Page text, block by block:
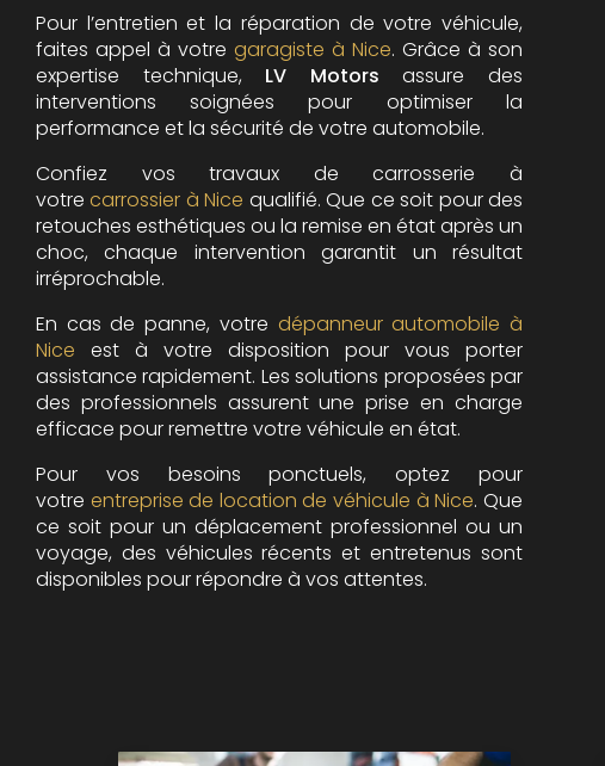
Pour l’entretien et la réparation de votre véhicule,
faites appel à votre garagiste à Nice. Grâce à son
expertise technique, LV Motors assure des
interventions soignées pour optimiser la
performance et la sécurité de votre automobile.
Confiez vos travaux de carrosserie à
votrecarrossier à Nice qualifié. Que ce soit pour des
retouches esthétiques ou la remise en état après un
choc, chaque intervention garantit un résultat
irréprochable.
En cas de panne, votre dépanneur automobile à
Nice est à votre disposition pour vous porter
assistance rapidement. Les solutions proposées par
des professionnels assurent une prise en charge
efficace pour remettre votre véhicule en état.
Pour vos besoins ponctuels, optez pour
votre entreprise de location de véhicule à Nice. Que
ce soit pour un déplacement professionnel ou un
voyage, des véhicules récents et entretenus sont
disponibles pour répondre à vos attentes.